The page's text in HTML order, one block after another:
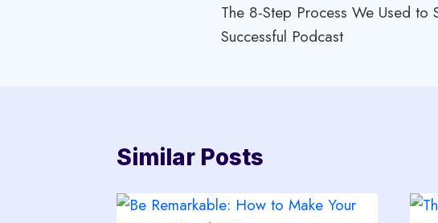
navigation
The 8-Step Process We Used to
Successful Podcast
Similar Posts